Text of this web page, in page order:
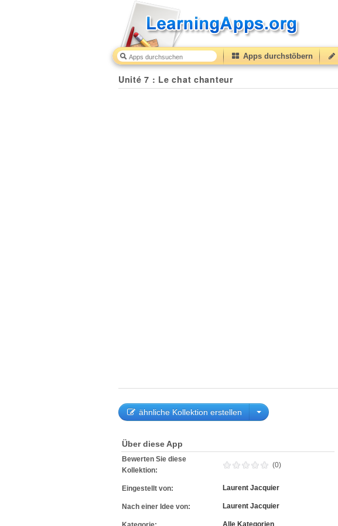
Apps durchstöbern
Unité 7 : Le chat chanteur
ähnliche Kollektion erstellen
Über diese App
Bewerten Sie diese
Kollektion:
(0)
Eingestellt von: Laurent Jacquier
Nach einer Idee von: Laurent Jacquier
Alle Kategorien